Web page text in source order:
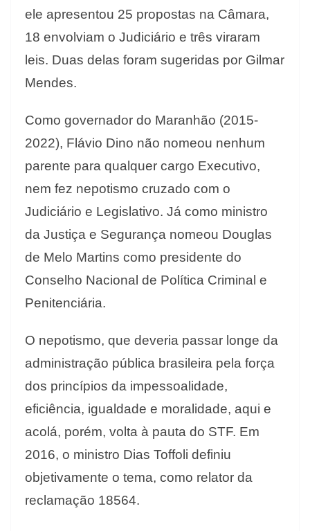
ele apresentou 25 propostas na Câmara,
18 envolviam o Judiciário e três viraram
leis. Duas delas foram sugeridas por Gilmar
Mendes.
Como governador do Maranhão (2015-
2022), Flávio Dino não nomeou nenhum
parente para qualquer cargo Executivo,
nem fez nepotismo cruzado com o
Judiciário e Legislativo. Já como ministro
da Justiça e Segurança nomeou Douglas
de Melo Martins como presidente do
Conselho Nacional de Política Criminal e
Penitenciária.
O nepotismo, que deveria passar longe da
administração pública brasileira pela força
dos princípios da impessoalidade,
eficiência, igualdade e moralidade, aqui e
acolá, porém, volta à pauta do STF. Em
2016, o ministro Dias Toffoli definiu
objetivamente o tema, como relator da
reclamação 18564.